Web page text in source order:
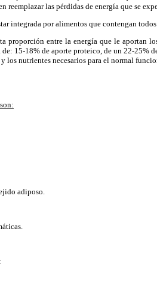
reemplazar las pérdidas de energía que se
integrada por alimentos que contengan
entre la energía que le aportan
15-18% de aporte proteico, de un 22-25%
nutrientes necesarios para el normal
adiposo.